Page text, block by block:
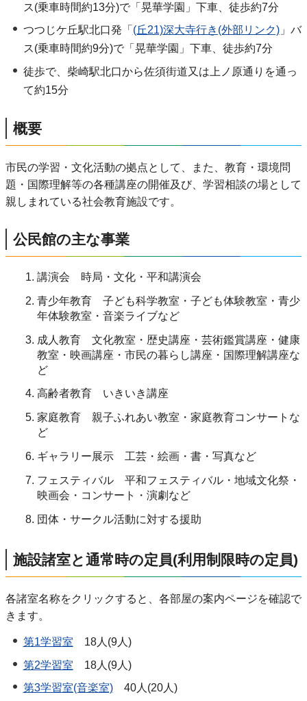
ス(乗車時間約13分)で「晃華学園」下車、徒歩約7分
つつじケ丘駅北口発「 (丘21)深大寺行き(外部リンク)」バ
ス(乗車時間約9分)で「晃華学園」下車、徒歩約7分
徒歩で、柴崎駅北口から佐須街道又は上ノ原通りを通っ
て約15分
概要
市民の学習・文化活動の拠点として、また、教育・環境問
題・国際理解等の各種講座の開催及び、学習相談の場として
親しまれている社会教育施設です。
公民館の主な事業
講演会 時局・文化・平和講演会
青少年教育 子ども科学教室・子ども体験教室・青少
年体験教室・音楽ライブなど
成人教育 文化教室・歴史講座・芸術鑑賞講座・健康
教室・映画講座・市民の暮らし講座・国際理解講座な
ど
高齢者教育 いきいき講座
家庭教育 親子ふれあい教室・家庭教育コンサートな
ど
ギャラリー展示 工芸・絵画・書・写真など
フェスティバル 平和フェスティバル・地域文化祭・
映画会・コンサート・演劇など
団体・サークル活動に対する援助
施設諸室と通常時の定員(利用制限時の定員)
各諸室名称をクリックすると、各部屋の案内ページを確認で
きます。
第1学習室 18人(9人)
第2学習室 18人(9人)
第3学習室(音楽室)40人(20人)